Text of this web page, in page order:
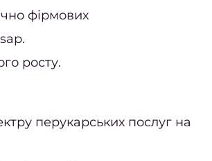
фірмових
росту.
перукарських послуг на